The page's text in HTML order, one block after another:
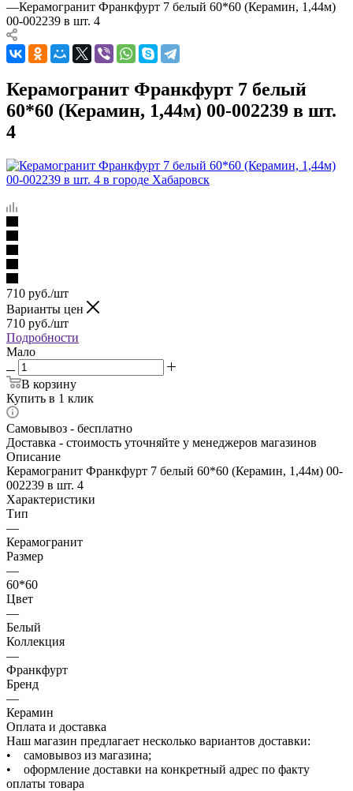
—Керамогранит Франкфурт 7 белый 60*60 (Керамин, 1,44м)
00-002239 в шт. 4
Керамогранит Франкфурт 7 белый
60*60 (Керамин, 1,44м) 00-002239 в шт.
4
710 руб./шт
Варианты цен
710 руб./шт
Подробности
Мало
В корзину
Купить в 1 клик
Самовывоз - бесплатно
Доставка - стоимость уточняйте у менеджеров магазинов
Описание
Керамогранит Франкфурт 7 белый 60*60 (Керамин, 1,44м) 00-
002239 в шт. 4
Характеристики
Тип
—
Керамогранит
Размер
—
60*60
Цвет
—
Белый
Коллекция
—
Франкфурт
Бренд
—
Керамин
Оплата и доставка
Наш магазин предлагает несколько вариантов доставки:
• самовывоз из магазина;
• оформление доставки на конкретный адрес по факту
оплаты товара